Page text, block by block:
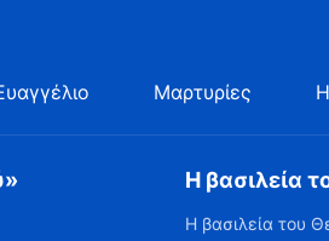
Μαρτυρίες
Η βασιλεία
Η βασιλεία του